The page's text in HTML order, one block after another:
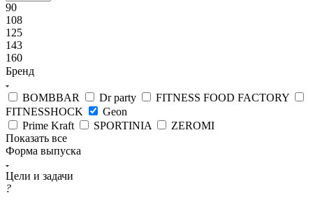
90
108
125
143
160
Бренд
BOMBBAR Dr party
FITNESS FOOD FACTORY
FITNESSHOCK
Geon
Prime Kraft
SPORTINIA
ZEROMI
Показать все
Форма выпуска
Цели и задачи
?